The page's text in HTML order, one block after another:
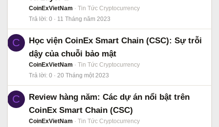
CoinExVietNam
Tin Tức Cryptocurrency
Trả lời 0 11 Tháng năm 2023
C
Học viện CoinEx Smart Chain (CSC): Sự trỗi
dậy của chuỗi bảo mật
CoinExVietNam
Tin Tức Cryptocurrency
Trả lời 0 20 Tháng một 2023
C
Review hàng năm: Các dự án nổi bật trên
CoinEx Smart Chain (CSC)
CoinExVietNam
Tin Tức Cryptocurrency